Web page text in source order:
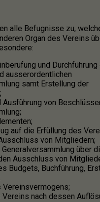
alle Befugnisse zu,
Organ des Vereins
und Durchführung
ausserordentlichen
samt Erstellung der
Ausführung von
auf die Erfüllung des
von Mitgliedern;
über
Ausschluss von
Budgets, Buchführung,
Vereinsvermögens;
nach dessen